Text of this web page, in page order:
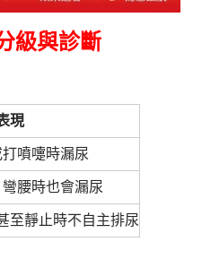
級與診斷
現
噴嚏時漏尿
腰時也會漏尿
至靜止時不自主排尿